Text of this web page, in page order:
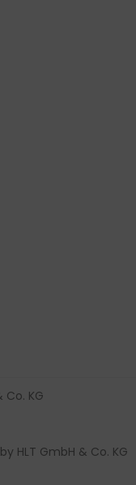
KG
HLT GmbH & Co. KG